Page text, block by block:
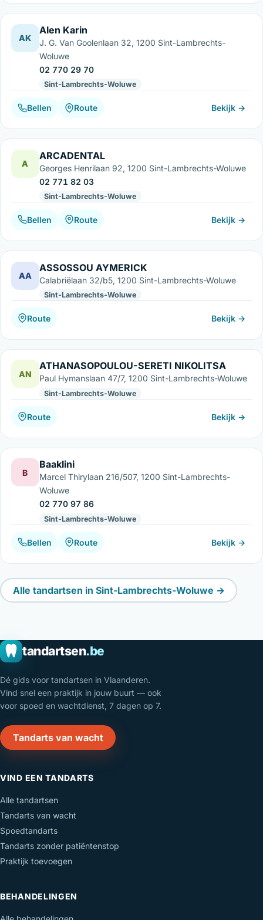
AK
Alen Karin
J. G. Van Goolenlaan 32, 1200 Sint-Lambrechts-
Woluwe
02 770 29 70
Sint-Lambrechts-Woluwe
Bellen Route Bekijk →
A
ARCADENTAL
Georges Henrilaan 92, 1200 Sint-Lambrechts-Woluwe
02 771 82 03
Sint-Lambrechts-Woluwe
Bellen Route Bekijk →
AA
ASSOSSOU AYMERICK
Calabriëlaan 32/b5, 1200 Sint-Lambrechts-Woluwe
Sint-Lambrechts-Woluwe
Route Bekijk →
AN
ATHANASOPOULOU-SERETI NIKOLITSA
Paul Hymanslaan 47/7, 1200 Sint-Lambrechts-Woluwe
Sint-Lambrechts-Woluwe
Route Bekijk →
B
Baaklini
Marcel Thirylaan 216/507, 1200 Sint-Lambrechts-
Woluwe
02 770 97 86
Sint-Lambrechts-Woluwe
Bellen Route Bekijk →
Alle tandartsen in Sint-Lambrechts-Woluwe →
tandartsen.be
Dé gids voor tandartsen in Vlaanderen.
Vind snel een praktijk in jouw buurt — ook
voor spoed en wachtdienst, 7 dagen op 7.
Tandarts van wacht
VIND EEN TANDARTS
Alle tandartsen
Tandarts van wacht
Spoedtandarts
Tandarts zonder patiëntenstop
Praktijk toevoegen
BEHANDELINGEN